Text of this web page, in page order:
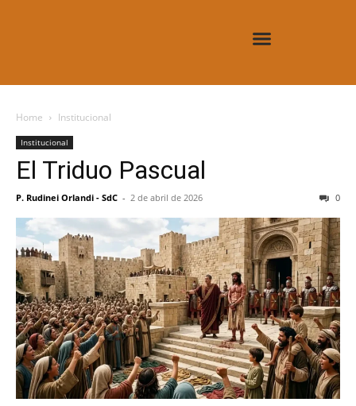
Home Institucional
Institucional
El Triduo Pascual
P. Rudinei Orlandi - SdC - 2 de abril de 2026 0